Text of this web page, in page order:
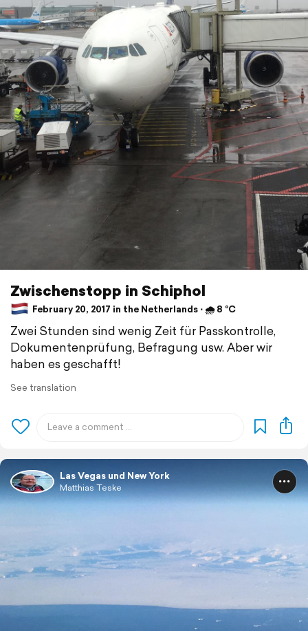
Zwischenstopp in Schiphol
February 20, 2017 in the Netherlands ⋅ 🌧 8 °C
Zwei Stunden sind wenig Zeit für Passkontrolle,
Dokumentenprüfung, Befragung usw. Aber wir
haben es geschafft!
See translation
Las Vegas und New York
Matthias Teske